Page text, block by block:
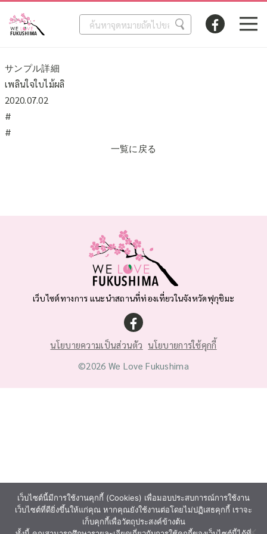
サンプル詳細
เพลินใจใบไม้ผลิ
2020.07.02
#
#
一覧に戻る
เว็บไซต์ทางการ แนะนำสถานที่ท่องเที่ยวในจังหวัดฟุกุชิมะ
นโยบายความเป็นส่วนตัว นโยบายการใช้คุกกี้
©2026 We Love Fukushima
เว็บไซต์นี้มีการใช้งานคุกกี้ (Cookies) เพื่อมอบประสบการณ์การใช้งาน
เว็บไซต์ที่ดียิ่งขึ้นให้แก่คุณ หากคุณยังใช้งานต่อโดยไม่ปฏิเสธคุกกี้ เราจะ
เก็บคุกกี้เพื่อวัตถุประสงค์ข้างต้น